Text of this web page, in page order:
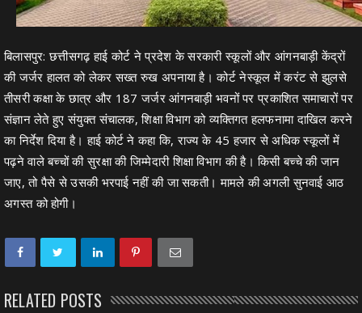
बिलासपुर: छत्तीसगढ़ हाई कोर्ट ने प्रदेश के सरकारी स्कूलों और आंगनबाड़ी केंद्रों
की जर्जर हालत को लेकर सख्त रुख अपनाया है। कोर्ट नेस्कूल में करंट से झुलसे
तीसरी कक्षा के छात्र और 187 जर्जर आंगनबाड़ी भवनों पर प्रकाशित समाचारों पर
संज्ञान लेते हुए संयुक्त संचालक, शिक्षा विभाग को व्यक्तिगत हलफनामा दाखिल करने
का निर्देश दिया है। हाई कोर्ट ने कहा कि, राज्य के 45 हजार से अधिक स्कूलों में
पढ़ने वाले बच्चों की सुरक्षा की जिम्मेदारी शिक्षा विभाग की है। किसी बच्चे की जान
जाए, तो पैसे से उसकी भरपाई नहीं की जा सकती। मामले की अगली सुनवाई आठ
अगस्त को होगी।
RELATED POSTS